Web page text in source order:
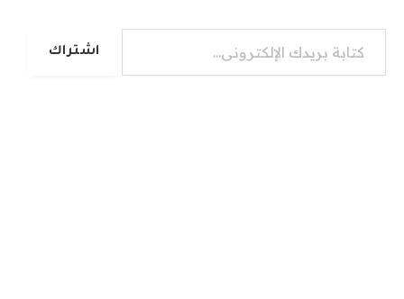
كتابة بريدك الإلكتروني...
اشتراك